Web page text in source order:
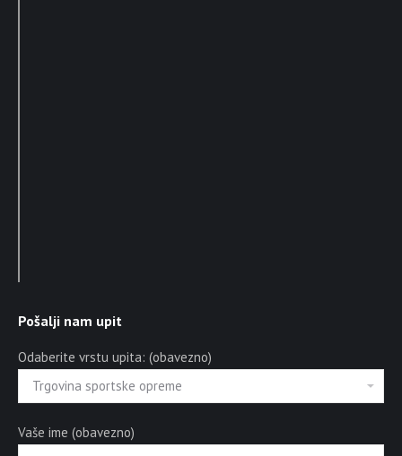
Pošalji nam upit
Odaberite vrstu upita: (obavezno)
Vaše ime (obavezno)